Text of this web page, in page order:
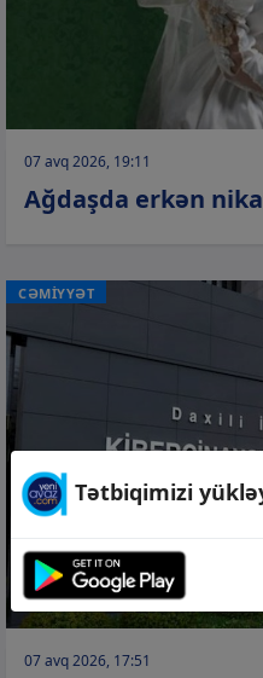
07 avq 2026, 19:11
Ağdaşda erkən
CƏMİYYƏT
07 avq 2026, 17:51
Tətbiqimizi